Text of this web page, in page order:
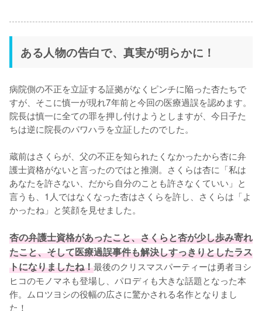
ある人物の告白で、真実が明らかに！
病院側の不正を立証する証拠がなくピンチに陥った杏たちで
すが、そこに慎一が現れ7年前と今回の医療過誤を認めます。
院長は慎一に全ての罪を押し付けようとしますが、今日子た
ちは逆に院長のパワハラを立証したのでした。
蔵前はさくらが、父の不正を知られたくなかったから杏に弁
護士資格がないと言ったのではと推測。さくらは杏に「私は
あなたを許さない、だから自分のことも許さなくていい」と
言うも、1人ではなくなった杏はさくらを許し、さくらは「よ
かったね」と笑顔を見せました。
杏の弁護士資格があったこと、さくらと杏が少し歩み寄れ
たこと、そして医療過誤事件も解決しすっきりとしたラス
トになりましたね！最後のクリスマスパーティーは勇者ヨシ
ヒコのモノマネも登場し、パロディも大きな話題となった本
作。ムロツヨシの役幅の広さに驚かされる名作となりまし
た！